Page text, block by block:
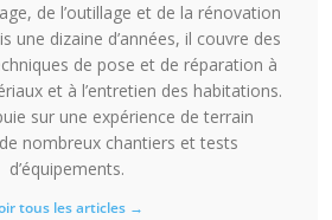
de l’outillage et de la rénovation
une dizaine d’années, il couvre des
de pose et de réparation à
et à l’entretien des habitations.
sur une expérience de terrain
nombreux chantiers et tests
d’équipements.
tous les articles →